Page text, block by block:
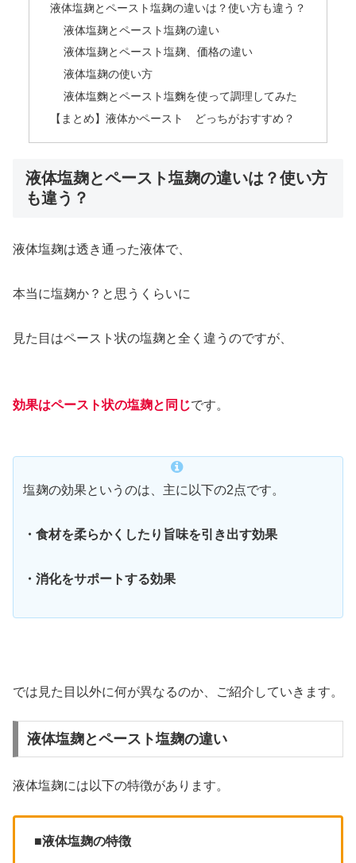
液体塩麹とペースト塩麹の違いは？使い方も違う？
液体塩麹とペースト塩麹の違い
液体塩麹とペースト塩麹、価格の違い
液体塩麹の使い方
液体塩麴とペースト塩麴を使って調理してみた
【まとめ】液体かペースト どっちがおすすめ？
液体塩麹とペースト塩麹の違いは？使い方
も違う？
液体塩麹は透き通った液体で、
本当に塩麹か？と思うくらいに
見た目はペースト状の塩麹と全く違うのですが、
効果はペースト状の塩麹と同じです。
塩麹の効果というのは、主に以下の2点です。
・食材を柔らかくしたり旨味を引き出す効果
・消化をサポートする効果
では見た目以外に何が異なるのか、ご紹介していきます。
液体塩麹とペースト塩麹の違い
液体塩麹には以下の特徴があります。
■液体塩麹の特徴